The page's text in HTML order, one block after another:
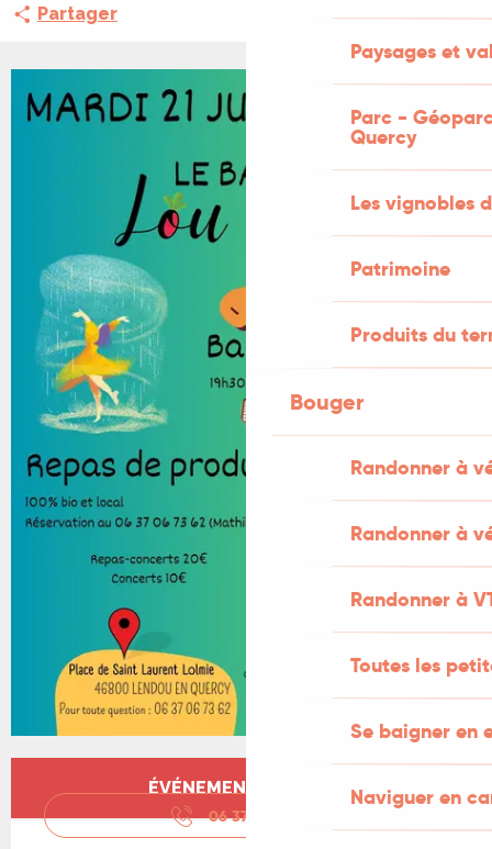
Paysages et
Parc -
Quercy
Les vignobles
Patrimoine
Produits du
Bouger
Randonner à
Randonner à
Randonner à
Toutes les
Se baigner en
Naviguer en
Partager
Ouverture et coordonnées
ÉVÉNEMENT TERMINÉ
06 37 06 73